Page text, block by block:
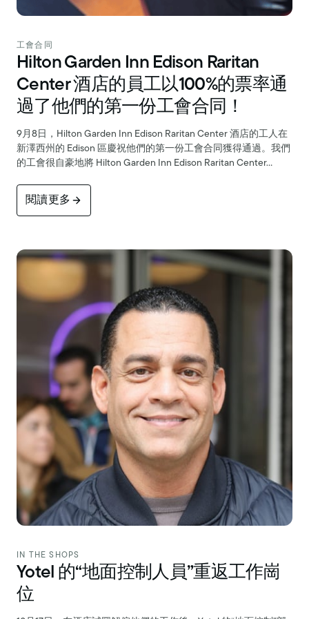
工會合同
Hilton Garden Inn Edison Raritan
Center 酒店的員工以100%的票率通
過了他們的第一份工會合同！
9月8日，Hilton Garden Inn Edison Raritan Center 酒店的工人在
新澤西州的 Edison 區慶祝他們的第一份工會合同獲得通過。我們
的工會很自豪地將 Hilton Garden Inn Edison Raritan Center…
閱讀更多
IN THE SHOPS
Yotel 的“地面控制人員”重返工作崗
位